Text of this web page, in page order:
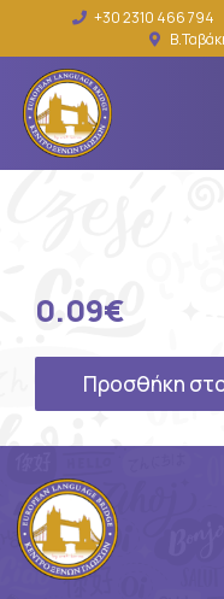
+30 2310 466 794
0.09€
Προσθήκη